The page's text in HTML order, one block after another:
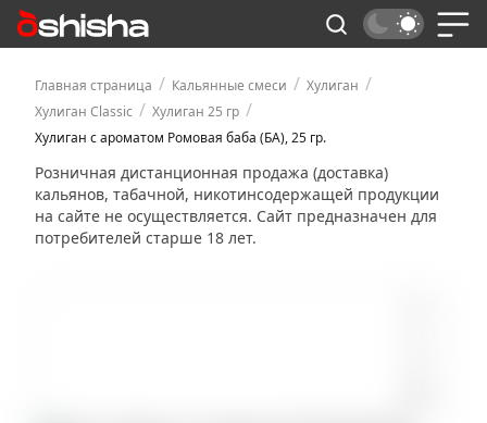
Главная страница / Кальянные смеси / Хулиган /
Хулиган Classic / Хулиган 25 гр /
Хулиган с ароматом Ромовая баба (БА), 25 гр.
Розничная дистанционная продажа (доставка)
кальянов, табачной, никотинсодержащей продукции
на сайте не осуществляется. Сайт предназначен для
потребителей старше 18 лет.